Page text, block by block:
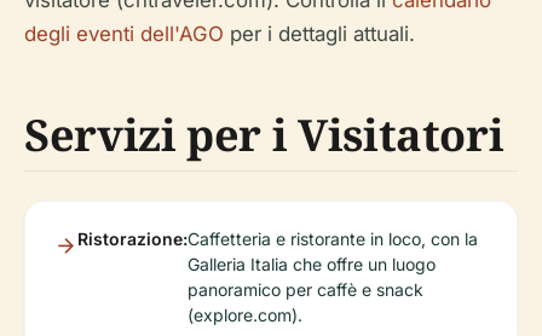
degli eventi dell'AGO per i dettagli attuali.
Servizi per i Visitatori
Ristorazione:Caffetteria e ristorante in loco, con la
Galleria Italia che offre un luogo
panoramico per caffè e snack
(explore.com).